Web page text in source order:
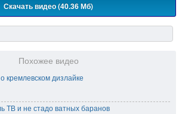
Скачать видео (40.36 Мб)
Похожее видео
кремлевском дизлайке
ТВ и не стадо ватных баранов